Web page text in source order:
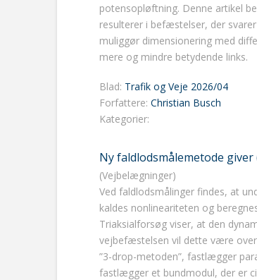
potensopløftning. Denne artikel
resulterer i befæstelser, der
muliggør dimensionering med
mere og mindre betydende links.
Blad: Trafik og Veje 2026/04
Forfattere: Christian Busch
Kategorier:
Ny faldlodsmålemetode
(Vejbelægninger)
Ved faldlodsmålinger findes, at
kaldes nonlineariteten og
Triaksialforsøg viser, at den
vejbefæstelsen vil dette være
”3-drop-metoden”, fastlægger
fastlægger et bundmodul, der er